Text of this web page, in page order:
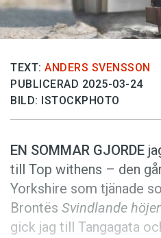
Prenumerera
Läs Språktidningen
Press
TEXT: ANDERS SVENSSON
PUBLICERAD 2025-03-24
BILD: ISTOCKPHOTO
EN SOMMAR GJORDE
till Top withens – den
Yorkshire som tjänade
Brontës Svindlande höjer
gick jag till Tanga­gata